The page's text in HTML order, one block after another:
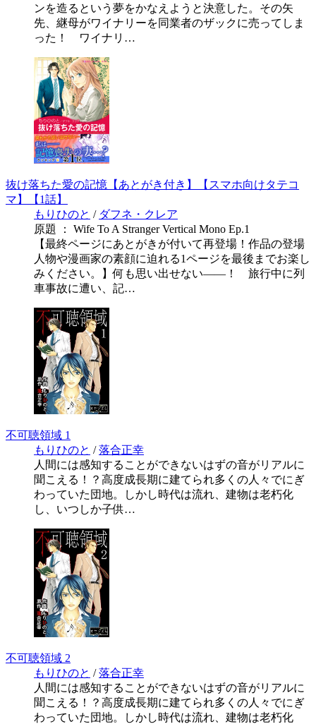
ンを造るという夢をかなえようと決意した。その矢
先、継母がワイナリーを同業者のザックに売ってしま
った！ ワイナリ…
抜け落ちた愛の記憶【あとがき付き】【スマホ向けタテコ
マ】【1話】
もりひのと / ダフネ・クレア
原題 ： Wife To A Stranger Vertical Mono Ep.1
【最終ページにあとがきが付いて再登場！作品の登場
人物や漫画家の素顔に迫れる1ページを最後までお楽し
みください。】何も思い出せない――！ 旅行中に列
車事故に遭い、記…
不可聴領域 1
もりひのと /落合正幸
人間には感知することができないはずの音がリアルに
聞こえる！？高度成長期に建てられ多くの人々でにぎ
わっていた団地。しかし時代は流れ、建物は老朽化
し、いつしか子供…
不可聴領域 2
もりひのと /落合正幸
人間には感知することができないはずの音がリアルに
聞こえる！？高度成長期に建てられ多くの人々でにぎ
わっていた団地。しかし時代は流れ、建物は老朽化